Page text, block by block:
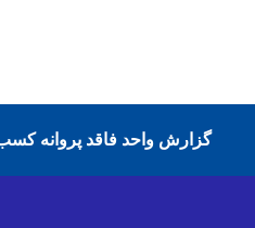
گزارش واحد فاقد پروانه